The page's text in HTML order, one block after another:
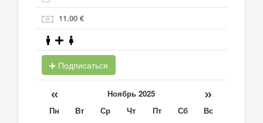
11,00 €
Подписаться
« Ноябрь 2025 »
Пн Вт Ср Чт Пт Сб
Вс